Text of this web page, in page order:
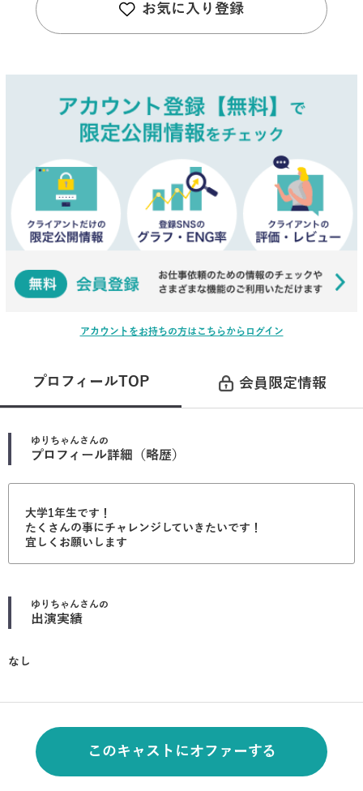
お気に入り登録
アカウントをお持ちの方はこちらからログイン
プロフィールTOP 会員限定情報
ゆりちゃん さんの
プロフィール詳細（略歴）
大学1年生です！
たくさんの事にチャレンジしていきたいです！
宜しくお願いします
ゆりちゃん さんの
出演実績
なし
このキャストにオファーする